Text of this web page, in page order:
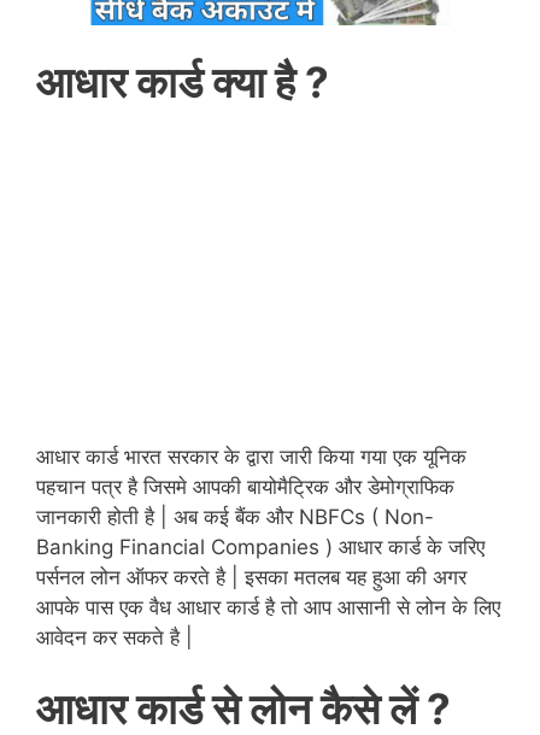
आधार कार्ड क्या है ?
आधार कार्ड भारत सरकार के द्वारा जारी किया गया एक यूनिक
पहचान पत्र है जिसमे आपकी बायोमैट्रिक और डेमोग्राफिक
जानकारी होती है | अब कई बैंक और NBFCs ( Non-
Banking Financial Companies ) आधार कार्ड के जरिए
पर्सनल लोन ऑफर करते है | इसका मतलब यह हुआ की अगर
आपके पास एक वैध आधार कार्ड है तो आप आसानी से लोन के लिए
आवेदन कर सकते है |
आधार कार्ड से लोन कैसे लें ?